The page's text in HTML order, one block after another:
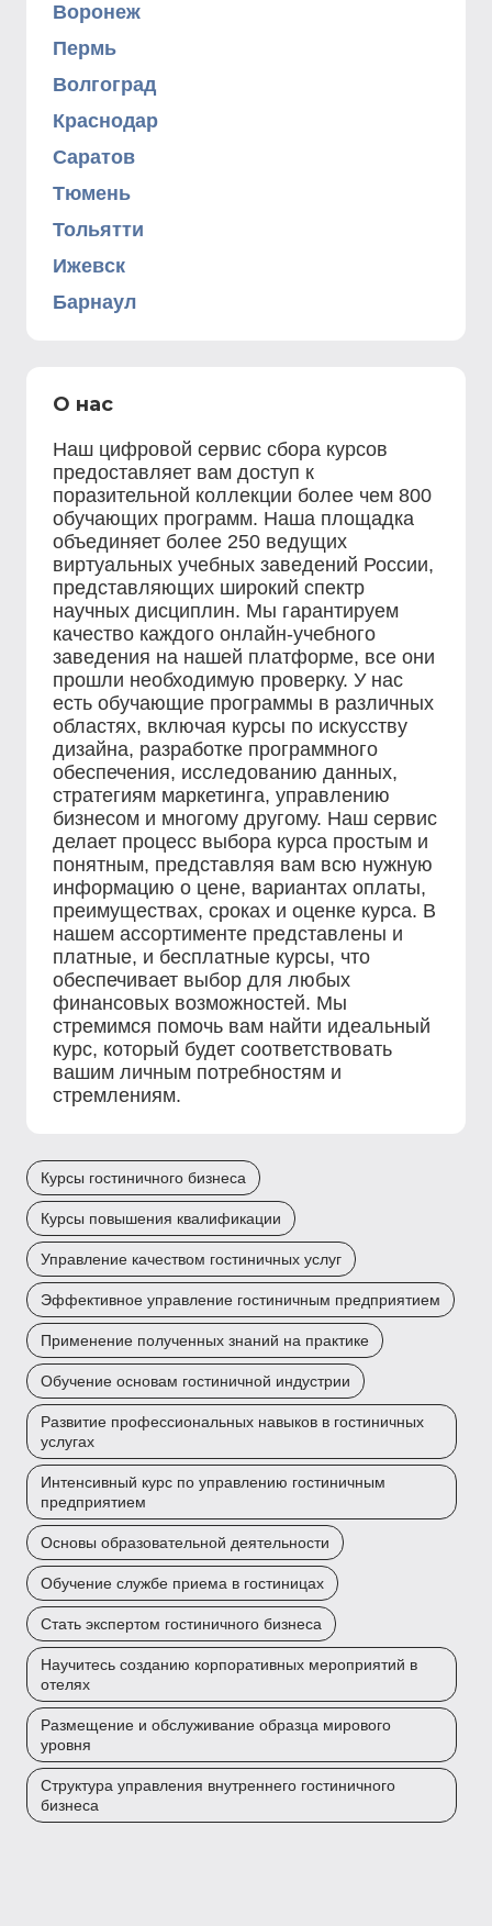
Воронеж
Пермь
Волгоград
Краснодар
Саратов
Тюмень
Тольятти
Ижевск
Барнаул
О нас
Наш цифровой сервис сбора курсов
предоставляет вам доступ к
поразительной коллекции более чем 800
обучающих программ. Наша площадка
объединяет более 250 ведущих
виртуальных учебных заведений России,
представляющих широкий спектр
научных дисциплин. Мы гарантируем
качество каждого онлайн-учебного
заведения на нашей платформе, все они
прошли необходимую проверку. У нас
есть обучающие программы в различных
областях, включая курсы по искусству
дизайна, разработке программного
обеспечения, исследованию данных,
стратегиям маркетинга, управлению
бизнесом и многому другому. Наш сервис
делает процесс выбора курса простым и
понятным, представляя вам всю нужную
информацию о цене, вариантах оплаты,
преимуществах, сроках и оценке курса. В
нашем ассортименте представлены и
платные, и бесплатные курсы, что
обеспечивает выбор для любых
финансовых возможностей. Мы
стремимся помочь вам найти идеальный
курс, который будет соответствовать
вашим личным потребностям и
стремлениям.
Курсы гостиничного бизнеса
Курсы повышения квалификации
Управление качеством гостиничных услуг
Эффективное управление гостиничным предприятием
Применение полученных знаний на практике
Обучение основам гостиничной индустрии
Развитие профессиональных навыков в гостиничных
услугах
Интенсивный курс по управлению гостиничным
предприятием
Основы образовательной деятельности
Обучение службе приема в гостиницах
Стать экспертом гостиничного бизнеса
Научитесь созданию корпоративных мероприятий в
отелях
Размещение и обслуживание образца мирового
уровня
Структура управления внутреннего гостиничного
бизнеса